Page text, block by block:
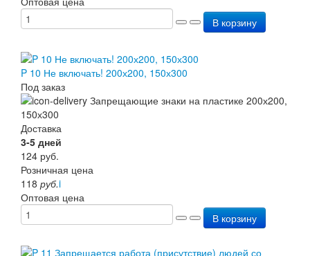
В корзину
P 10 Не включать! 200х200, 150х300
Под заказ
Доставка
3-5 дней
124 руб.
Розничная цена
118 руб.i
Оптовая цена
В корзину